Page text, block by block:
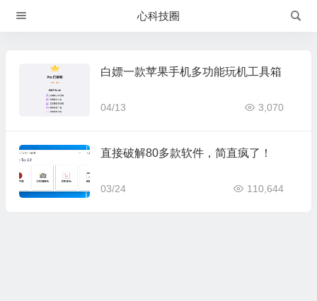
心科技圈
白嫖一款苹果手机多功能玩机工具箱
04/13 3,070
直接破解80多款软件，简直疯了！
03/24 110,644